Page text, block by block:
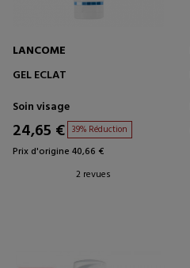
LANCOME
GEL ECLAT
Soin visage
24,65 € 39% Réduction
Prix d'origine 40,66 €
2 revues